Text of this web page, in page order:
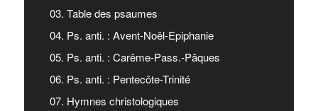
03. Table des psaumes
04. Ps. anti. : Avent-Noël-Epiphanie
05. Ps. anti. : Carême-Pass.-Pâques
06. Ps. anti. : Pentecôte-Trinité
07. Hymnes christologiques